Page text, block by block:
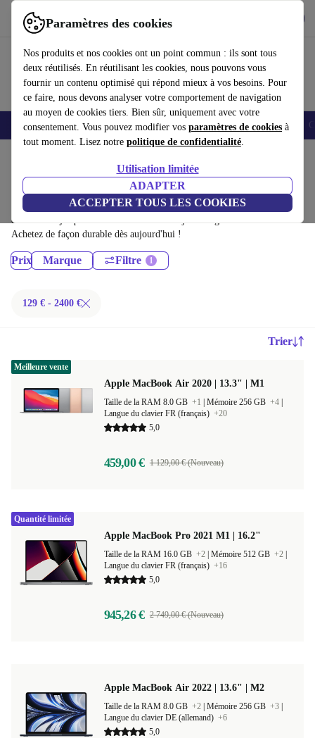
Paramètres des cookies
Nos produits et nos cookies ont un point commun : ils sont tous
deux réutilisés. En réutilisant les cookies, nous pouvons vous
fournir un contenu optimisé qui répond mieux à vos besoins. Pour
ce faire, nous devons analyser votre comportement de navigation
au moyen de cookies tiers. Bien sûr, uniquement avec votre
consentement. Vous pouvez modifier vos paramètres de cookies à
tout moment. Lisez notre politique de confidentialité.
Utilisation limitée
ADAPTER
ACCEPTER TOUS LES COOKIES
Utilisez refurbed rapidement et facilement
Smartphones Laptops Tablettes Montres connectées Accessoires
Ordinateurs portables:
Ordinateurs portables certifiés reconditionnés à moins de 2400€ –
économisez jusqu'à 40 %. Retours sous 30 jours et garantie de 12 mois.
Achetez de façon durable dès aujourd'hui !
Prix Marque Filtre
129 € - 2400 €
Trier
Apple MacBook Air 2020 | 13.3" | M1
Taille de la RAM 8.0 GB +1 Mémoire 256 GB +4
Langue du clavier FR (français) +20
5,0
459,00 € 1 129,00 € (Nouveau)
Meilleure vente
Apple MacBook Pro 2021 M1 | 16.2"
Taille de la RAM 16.0 GB +2 Mémoire 512 GB +2
Langue du clavier FR (français) +16
5,0
945,26 € 2 749,00 € (Nouveau)
Quantité limitée
Apple MacBook Air 2022 | 13.6" | M2
Taille de la RAM 8.0 GB +2 Mémoire 256 GB +3
Langue du clavier DE (allemand) +6
5,0